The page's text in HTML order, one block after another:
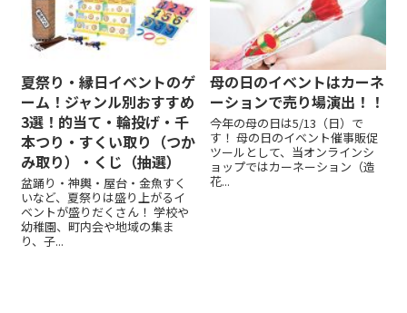
夏祭り・縁日イベントのゲ
ーム！ジャンル別おすすめ
3選！的当て・輪投げ・千
本つり・すくい取り（つか
み取り）・くじ（抽選）
盆踊り・神輿・屋台・金魚すく
いなど、夏祭りは盛り上がるイ
ベントが盛りだくさん！ 学校や
幼稚園、町内会や地域の集ま
り、子...
母の日のイベントはカーネ
ーションで売り場演出！！
今年の母の日は5/13（日）で
す！ 母の日のイベント催事販促
ツールとして、当オンラインシ
ョップではカーネーション（造
花...